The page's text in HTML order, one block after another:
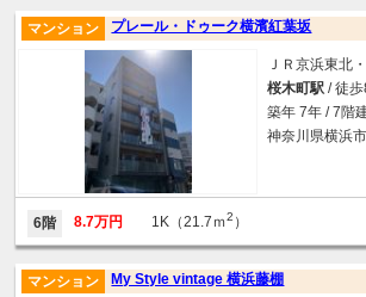
プレール・ドゥーク横濱紅葉坂
マンション
ＪＲ京浜東北
桜木町駅 / 徒
築年 7年 / 7階
神奈川県横浜
6階 8.7万円 1K（21.7ｍ2 ）
My Style vintage 横浜藤棚
マンション